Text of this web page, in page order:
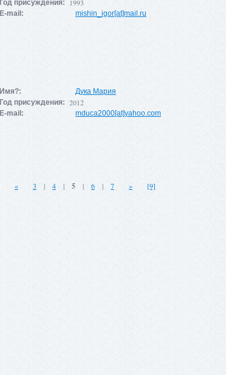
Год присуждения:
1993
E-mail: mishin_igor[at]mail.ru
Имя?:
Дука Мария
Год присуждения: 2012
E-mail: mduca2000[at]yahoo.com
« 3 | 4 | 5 | 6 | 7 » [9]